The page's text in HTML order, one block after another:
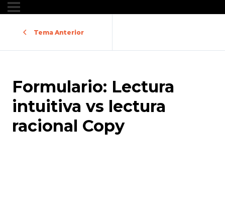
Tema Anterior
Formulario: Lectura
intuitiva vs lectura
racional Copy